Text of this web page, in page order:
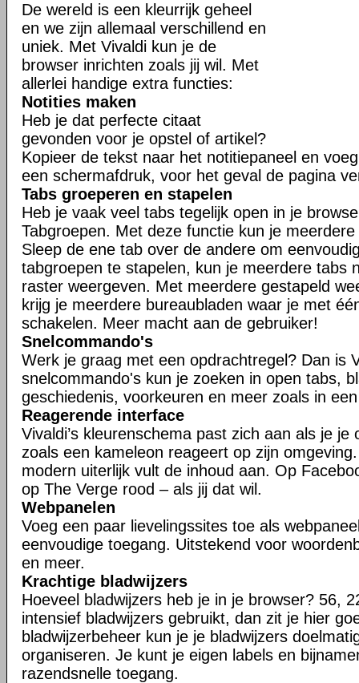
De wereld is een kleurrijk geheel
en we zijn allemaal verschillend en
uniek. Met Vivaldi kun je de
browser inrichten zoals jij wil. Met
allerlei handige extra functies:
Notities maken
Heb je dat perfecte citaat
gevonden voor je opstel of artikel?
Kopieer de tekst naar het notitiepaneel en
een schermafdruk, voor het geval de pagina
Tabs groeperen en stapelen
Heb je vaak veel tabs tegelijk open in je
Tabgroepen. Met deze functie kun je
Sleep de ene tab over de andere om
tabgroepen te stapelen, kun je meerdere tabs
raster weergeven. Met meerdere gestapeld
krijg je meerdere bureaubladen waar je met
schakelen. Meer macht aan de gebruiker!
Snelcommando's
Werk je graag met een opdrachtregel? Dan is
snelcommando's kun je zoeken in open tabs,
geschiedenis, voorkeuren en meer zoals in
Reagerende interface
Vivaldi’s kleurenschema past zich aan als je je
zoals een kameleon reageert op zijn
modern uiterlijk vult de inhoud aan. Op
op The Verge rood – als jij dat wil.
Webpanelen
Voeg een paar lievelingssites toe als
eenvoudige toegang. Uitstekend voor
en meer.
Krachtige bladwijzers
Hoeveel bladwijzers heb je in je browser? 56,
intensief bladwijzers gebruikt, dan zit je hier
bladwijzerbeheer kun je je bladwijzers
organiseren. Je kunt je eigen labels en
razendsnelle toegang.